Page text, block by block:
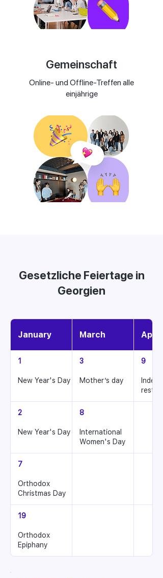
Gemeinschaft
Online- und Offline-Treffen alle
einjährige
Gesetzliche Feiertage in
Georgien
January March April
1
New Year's Day
3
Mother’s day
9
2
New Year's Day
8
International
Women's Day
7
Orthodox
Christmas Day
19
Orthodox
Epiphany